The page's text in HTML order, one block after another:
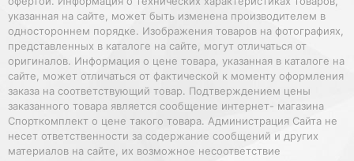
указанная на сайте, может быть изменена производителем в
одностороннем порядке. Изображения товаров на фотографиях,
представленных в каталоге на сайте, могут отличаться от
оригиналов. Информация о цене товара, указанная в каталоге на
сайте, может отличаться от фактической к моменту оформления
заказа на соответствующий товар. Подтверждением цены
заказанного товара является сообщение интернет- магазина
Спорткомплект о цене такого товара. Администрация Сайта не
несет ответственности за содержание сообщений и других
материалов на сайте, их возможное несоответствие